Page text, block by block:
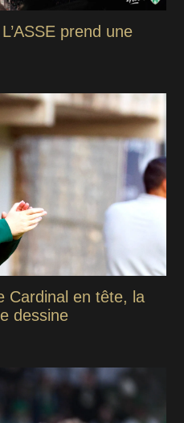
prend une
Cardinal en tête, la
dessine